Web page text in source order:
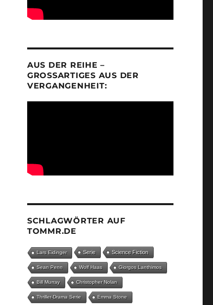
AUS DER REIHE –
GROSSARTIGES AUS DER V
ERGANGENHEIT:
SCHLAGWÖRTER AUF
TOMMR.DE
Lars Eidinger Serie Science Fiction
Sean Penn Wolf Haas Giorgos Lanthimos
Bill Murray Christopher Nolan
Thriller-Drama Serie Emma Stone